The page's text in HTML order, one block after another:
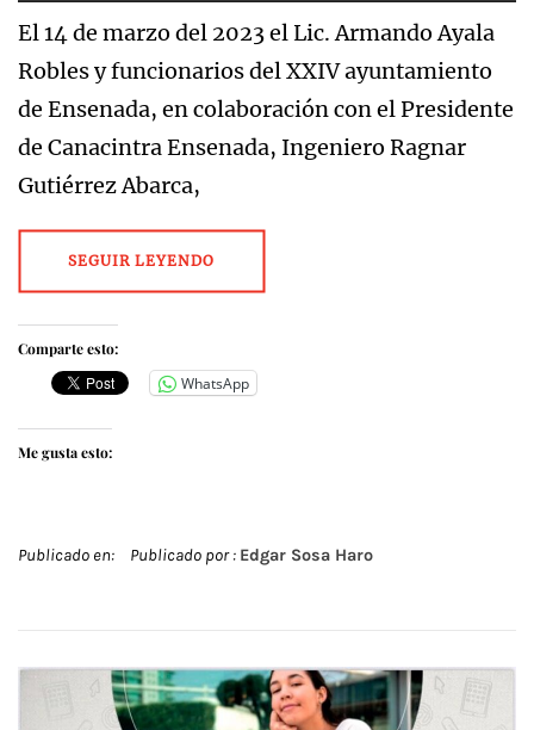
El 14 de marzo del 2023 el Lic. Armando Ayala
Robles y funcionarios del XXIV ayuntamiento
de Ensenada, en colaboración con el Presidente
de Canacintra Ensenada, Ingeniero Ragnar
Gutiérrez Abarca,
SEGUIR LEYENDO
Comparte esto:
WhatsApp
Me gusta esto:
Publicado en: Publicado por : Edgar Sosa Haro